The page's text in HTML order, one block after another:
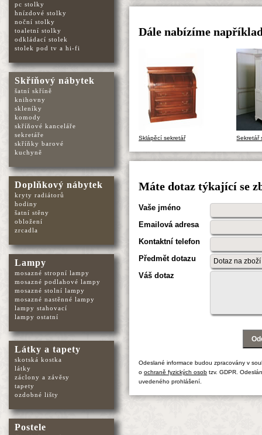
Dále nabízíme
Sklápěcí sekretář Sekretář
Máte dotaz týkající se
Vaše jméno
Emailová adresa
Kontaktní telefon
Předmět dotazu
Váš dotaz
Odeslané informace budou zpracovány v
o ochraně fyzických osobtzv. GDPR.
uvedeného prohlášení.
pc stolky
hnízdové stolky
noční stolky
toaletní stolky
odkládací stolek
stolek pod tv a hi-fi
Skříňový nábytek
šatní skříně
knihovny
skleníky
komody
skříňové kanceláře
sekretáře
skříňky barové
kuchyně
Doplňkový nábytek
kryty radiátorů
hodiny
šatní stěny
obložení
zrcadla
Lampy
mosazné stropní lampy
mosazné podlahové lampy
mosazné stolní lampy
mosazné nastěnné lampy
lampy stahovací
lampy ostatní
Látky a tapety
skotská kostka
látky
záclony a závěsy
tapety
ozdobné lišty
Postele